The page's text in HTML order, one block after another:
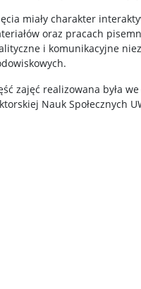
miały charakter
oraz pracach
i komunikacyjne
zajęć realizowana była
Nauk Społecznych